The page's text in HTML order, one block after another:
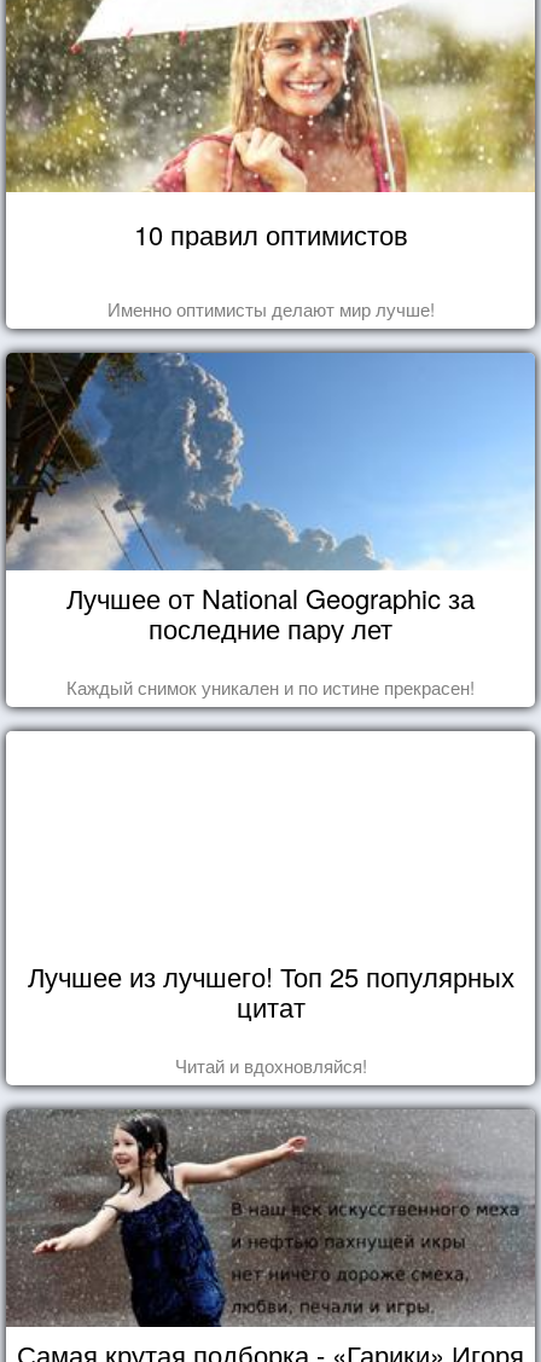
10 правил оптимистов
Именно оптимисты делают мир лучше!
Лучшее от National Geographic за
последние пару лет
Каждый снимок уникален и по истине прекрасен!
Лучшее из лучшего! Топ 25 популярных
цитат
Читай и вдохновляйся!
Самая крутая подборка - «Гарики» Игоря